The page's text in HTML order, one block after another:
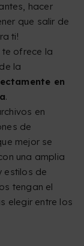
hacer
que salir de
ti!
te ofrece la
la
en
.
en
de
mejor se
una amplia
estilos de
tengan el
elegir entre los